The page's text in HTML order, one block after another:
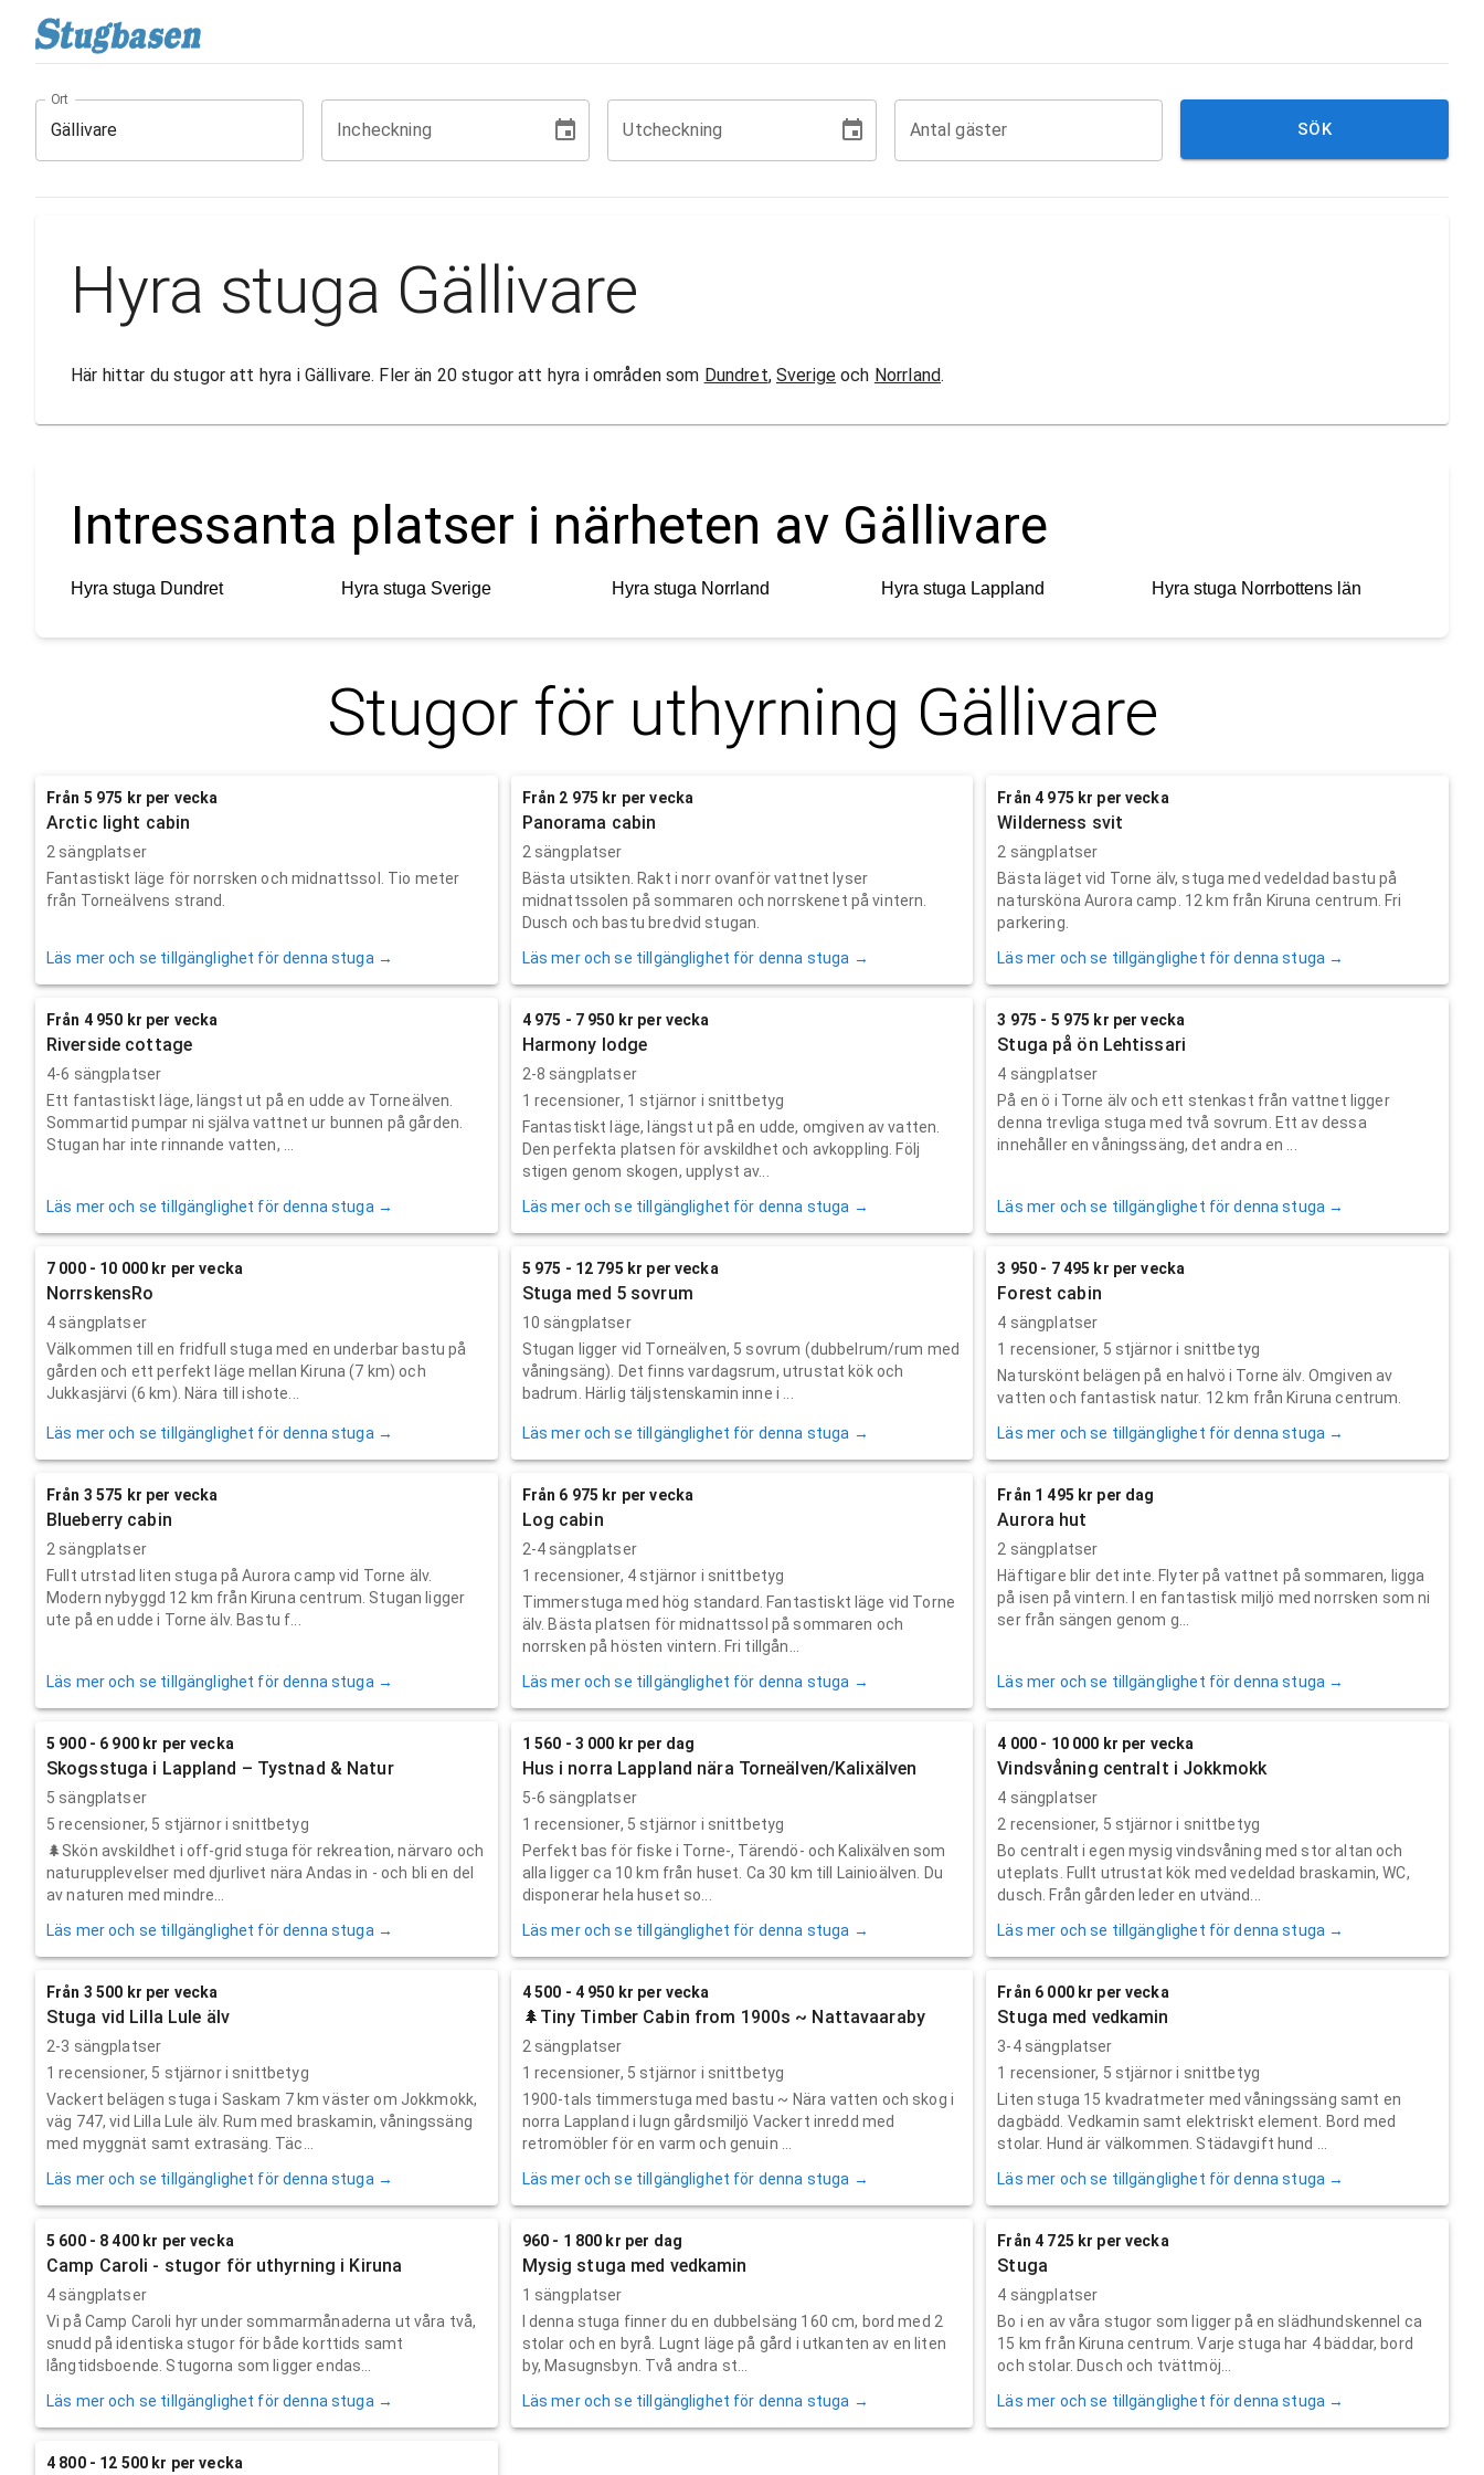
Ort
Incheckning Utcheckning Antal gäster SÖK
Hyra stuga Gällivare
Här hittar du stugor att hyra i Gällivare. Fler än 20 stugor att hyra i områden som Dundret, Sverige och Norrland.
Intressanta platser i närheten av Gällivare
Hyra stuga Dundret Hyra stuga Sverige Hyra stuga Norrland Hyra stuga Lappland Hyra stuga Norrbottens län
Stugor för uthyrning Gällivare
Från 5 975 kr per vecka
Arctic light cabin
2 sängplatser
Fantastiskt läge för norrsken och midnattssol. Tio meter
från Torneälvens strand.
Läs mer och se tillgänglighet för denna stuga →
Från 2 975 kr per vecka
Panorama cabin
2 sängplatser
Bästa utsikten. Rakt i norr ovanför vattnet lyser
midnattssolen på sommaren och norrskenet på vintern.
Dusch och bastu bredvid stugan.
Läs mer och se tillgänglighet för denna stuga →
Från 4 975 kr per vecka
Wilderness svit
2 sängplatser
Bästa läget vid Torne älv, stuga med vedeldad bastu på
natursköna Aurora camp. 12 km från Kiruna centrum. Fri
parkering.
Läs mer och se tillgänglighet för denna stuga →
Från 4 950 kr per vecka
Riverside cottage
4-6 sängplatser
Ett fantastiskt läge, längst ut på en udde av Torneälven.
Sommartid pumpar ni själva vattnet ur bunnen på gården.
Stugan har inte rinnande vatten, ...
Läs mer och se tillgänglighet för denna stuga →
4 975 - 7 950 kr per vecka
Harmony lodge
2-8 sängplatser
1 recensioner, 1 stjärnor i snittbetyg
Fantastiskt läge, längst ut på en udde, omgiven av vatten.
Den perfekta platsen för avskildhet och avkoppling. Följ
stigen genom skogen, upplyst av...
Läs mer och se tillgänglighet för denna stuga →
3 975 - 5 975 kr per vecka
Stuga på ön Lehtissari
4 sängplatser
På en ö i Torne älv och ett stenkast från vattnet ligger
denna trevliga stuga med två sovrum. Ett av dessa
innehåller en våningssäng, det andra en ...
Läs mer och se tillgänglighet för denna stuga →
7 000 - 10 000 kr per vecka
NorrskensRo
4 sängplatser
Välkommen till en fridfull stuga med en underbar bastu på
gården och ett perfekt läge mellan Kiruna (7 km) och
Jukkasjärvi (6 km). Nära till ishote...
Läs mer och se tillgänglighet för denna stuga →
5 975 - 12 795 kr per vecka
Stuga med 5 sovrum
10 sängplatser
Stugan ligger vid Torneälven, 5 sovrum (dubbelrum/rum med
våningsäng). Det finns vardagsrum, utrustat kök och
badrum. Härlig täljstenskamin inne i ...
Läs mer och se tillgänglighet för denna stuga →
3 950 - 7 495 kr per vecka
Forest cabin
4 sängplatser
1 recensioner, 5 stjärnor i snittbetyg
Naturskönt belägen på en halvö i Torne älv. Omgiven av
vatten och fantastisk natur. 12 km från Kiruna centrum.
Läs mer och se tillgänglighet för denna stuga →
Från 3 575 kr per vecka
Blueberry cabin
2 sängplatser
Fullt utrstad liten stuga på Aurora camp vid Torne älv.
Modern nybyggd 12 km från Kiruna centrum. Stugan ligger
ute på en udde i Torne älv. Bastu f...
Läs mer och se tillgänglighet för denna stuga →
Från 6 975 kr per vecka
Log cabin
2-4 sängplatser
1 recensioner, 4 stjärnor i snittbetyg
Timmerstuga med hög standard. Fantastiskt läge vid Torne
älv. Bästa platsen för midnattssol på sommaren och
norrsken på hösten vintern. Fri tillgån...
Läs mer och se tillgänglighet för denna stuga →
Från 1 495 kr per dag
Aurora hut
2 sängplatser
Häftigare blir det inte. Flyter på vattnet på sommaren, ligga
på isen på vintern. I en fantastisk miljö med norrsken som ni
ser från sängen genom g...
Läs mer och se tillgänglighet för denna stuga →
5 900 - 6 900 kr per vecka
Skogsstuga i Lappland – Tystnad & Natur
5 sängplatser
5 recensioner, 5 stjärnor i snittbetyg
🌲Skön avskildhet i off-grid stuga för rekreation, närvaro och
naturupplevelser med djurlivet nära Andas in - och bli en del
av naturen med mindre...
Läs mer och se tillgänglighet för denna stuga →
1 560 - 3 000 kr per dag
Hus i norra Lappland nära Torneälven/Kalixälven
5-6 sängplatser
1 recensioner, 5 stjärnor i snittbetyg
Perfekt bas för fiske i Torne-, Tärendö- och Kalixälven som
alla ligger ca 10 km från huset. Ca 30 km till Lainioälven. Du
disponerar hela huset so...
Läs mer och se tillgänglighet för denna stuga →
4 000 - 10 000 kr per vecka
Vindsvåning centralt i Jokkmokk
4 sängplatser
2 recensioner, 5 stjärnor i snittbetyg
Bo centralt i egen mysig vindsvåning med stor altan och
uteplats. Fullt utrustat kök med vedeldad braskamin, WC,
dusch. Från gården leder en utvänd...
Läs mer och se tillgänglighet för denna stuga →
Från 3 500 kr per vecka
Stuga vid Lilla Lule älv
2-3 sängplatser
1 recensioner, 5 stjärnor i snittbetyg
Vackert belägen stuga i Saskam 7 km väster om Jokkmokk,
väg 747, vid Lilla Lule älv. Rum med braskamin, våningssäng
med myggnät samt extrasäng. Täc...
Läs mer och se tillgänglighet för denna stuga →
4 500 - 4 950 kr per vecka
🌲Tiny Timber Cabin from 1900s ~ Nattavaaraby
2 sängplatser
1 recensioner, 5 stjärnor i snittbetyg
1900-tals timmerstuga med bastu ~ Nära vatten och skog i
norra Lappland i lugn gårdsmiljö Vackert inredd med
retromöbler för en varm och genuin ...
Läs mer och se tillgänglighet för denna stuga →
Från 6 000 kr per vecka
Stuga med vedkamin
3-4 sängplatser
1 recensioner, 5 stjärnor i snittbetyg
Liten stuga 15 kvadratmeter med våningssäng samt en
dagbädd. Vedkamin samt elektriskt element. Bord med
stolar. Hund är välkommen. Städavgift hund ...
Läs mer och se tillgänglighet för denna stuga →
5 600 - 8 400 kr per vecka
Camp Caroli - stugor för uthyrning i Kiruna
4 sängplatser
Vi på Camp Caroli hyr under sommarmånaderna ut våra två,
snudd på identiska stugor för både korttids samt
långtidsboende. Stugorna som ligger endas...
Läs mer och se tillgänglighet för denna stuga →
960 - 1 800 kr per dag
Mysig stuga med vedkamin
1 sängplatser
I denna stuga finner du en dubbelsäng 160 cm, bord med 2
stolar och en byrå. Lugnt läge på gård i utkanten av en liten
by, Masugnsbyn. Två andra st...
Läs mer och se tillgänglighet för denna stuga →
Från 4 725 kr per vecka
Stuga
4 sängplatser
Bo i en av våra stugor som ligger på en slädhundskennel ca
15 km från Kiruna centrum. Varje stuga har 4 bäddar, bord
och stolar. Dusch och tvättmöj...
Läs mer och se tillgänglighet för denna stuga →
4 800 - 12 500 kr per vecka